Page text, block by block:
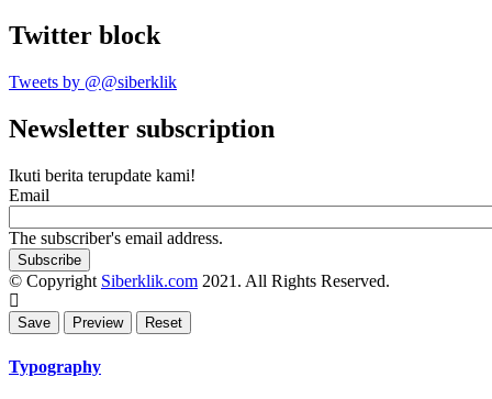
Twitter block
Tweets by @@siberklik
Newsletter subscription
Ikuti berita terupdate kami!
Email
The subscriber's email address.
© Copyright Siberklik.com 2021. All Rights Reserved.
Typography